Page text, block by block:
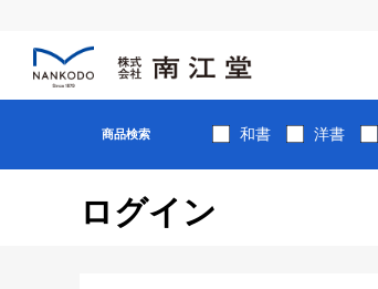
商品検索 和書 洋書
ログイン